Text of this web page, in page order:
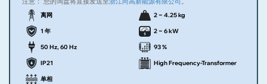
离网 2 ~ 4.25 kg
1 年 2 ~ 6 kW
50 Hz, 60 Hz 93 %
IP21 High Frequency-Transformer
单相